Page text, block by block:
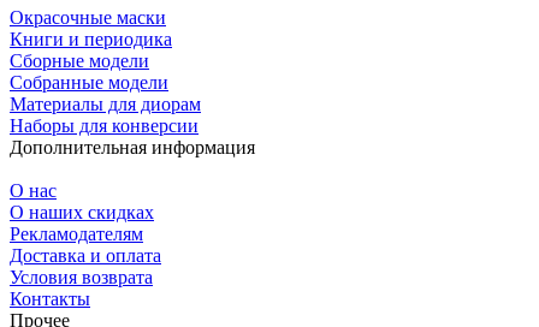
Окрасочные маски
Книги и периодика
Сборные модели
Собранные модели
Материалы для диорам
Наборы для конверсии
Дополнительная информация
О нас
О наших скидках
Рекламодателям
Доставка и оплата
Условия возврата
Контакты
Прочее